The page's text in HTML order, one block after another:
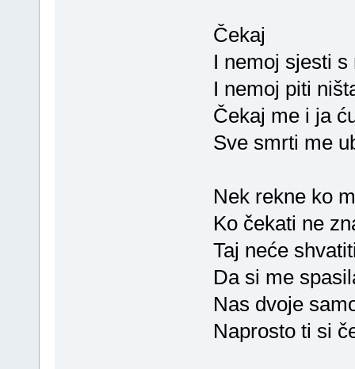
Čekaj
I nemoj sjesti s
I nemoj piti
Čekaj me i ja
Sve smrti me
Nek rekne ko
Ko čekati ne
Taj neće
Da si me
Nas dvoje
Naprosto ti si